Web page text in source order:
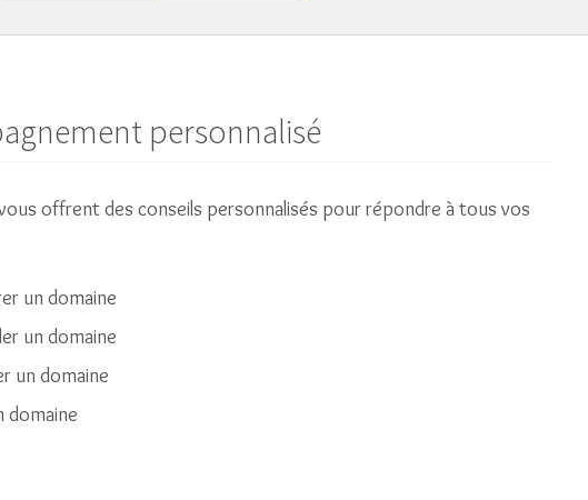
personnalisé
offrent des conseils personnalisés pour répondre à tous vos
un domaine
un domaine
un domaine
domaine